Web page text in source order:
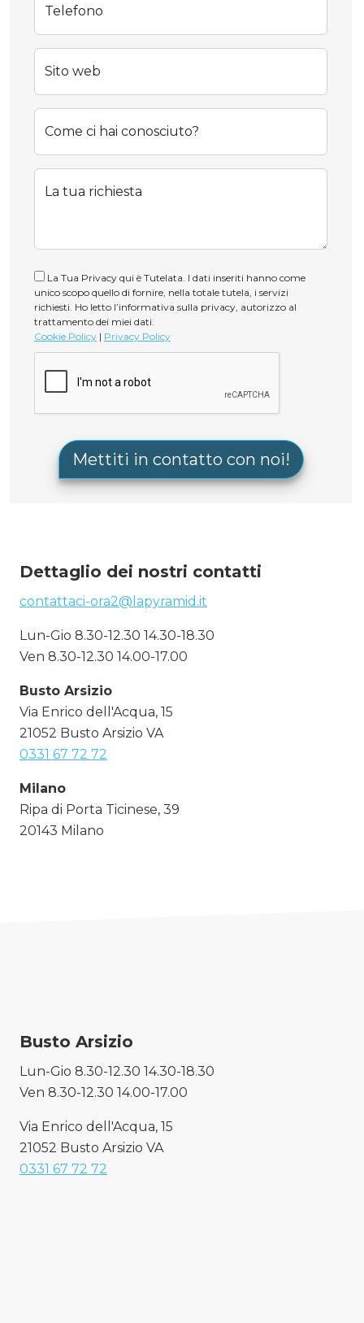
Telefono
Sito web
Come ci hai conosciuto?
La tua richiesta
La Tua Privacy qui è Tutelata. I dati inseriti hanno come
unico scopo quello di fornire, nella totale tutela, i servizi
richiesti. Ho letto l’informativa sulla privacy, autorizzo al
trattamento dei miei dati.
Cookie Policy | Privacy Policy
Dettaglio dei nostri contatti
contattaci-ora2@lapyramid.it
Lun-Gio 8.30-12.30 14.30-18.30
Ven 8.30-12.30 14.00-17.00
Busto Arsizio
Via Enrico dell'Acqua, 15
21052 Busto Arsizio VA
0331 67 72 72
Milano
Ripa di Porta Ticinese, 39
20143 Milano
Busto Arsizio
Lun-Gio 8.30-12.30 14.30-18.30
Ven 8.30-12.30 14.00-17.00
Via Enrico dell'Acqua, 15
21052 Busto Arsizio VA
0331 67 72 72